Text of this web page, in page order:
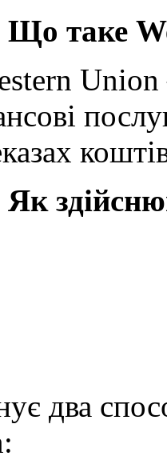
Що таке
два